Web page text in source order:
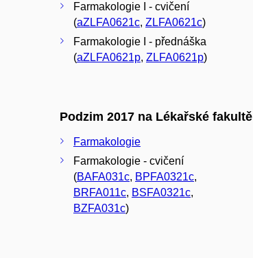
Farmakologie I - cvičení
(aZLFA0621c, ZLFA0621c)
Farmakologie I - přednáška
(aZLFA0621p, ZLFA0621p)
Podzim 2017 na Lékařské fakultě
Farmakologie
Farmakologie - cvičení
(BAFA031c, BPFA0321c,
BRFA011c, BSFA0321c,
BZFA031c)